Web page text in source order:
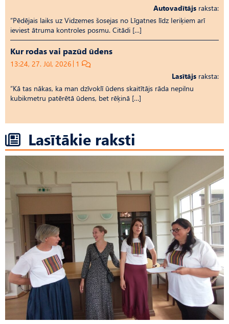
Autovadītājs raksta:
“Pēdējais laiks uz Vid­ze­mes šosejas no Līgatnes līdz Ieriķiem arī
ieviest ātruma kontroles posmu. Citādi […]
Kur rodas vai pazūd ūdens
13:24, 27. Jūl, 2026 1
Lasītājs raksta:
“Kā tas nākas, ka man dzīvoklī ūdens skaitītājs rāda nepilnu
kubikmetru patērētā ūdens, bet rēķinā […]
Lasītākie raksti